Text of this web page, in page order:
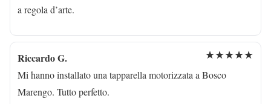
a regola d’arte.
Riccardo G. ★★★★★
Mi hanno installato una tapparella motorizzata a Bosco
Marengo. Tutto perfetto.